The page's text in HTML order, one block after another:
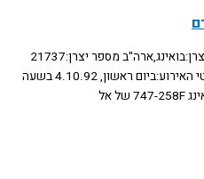
פרטי המטוס:דגם:747-258F ג'מבו ג'ט יצרן:בואינג,ארה"ב מספר יצרן:21737
מספר גוף:362 טיסת בכורה:7.3.79 פרטי האירוע:ביום ראשון, 4.10.92 בשעה